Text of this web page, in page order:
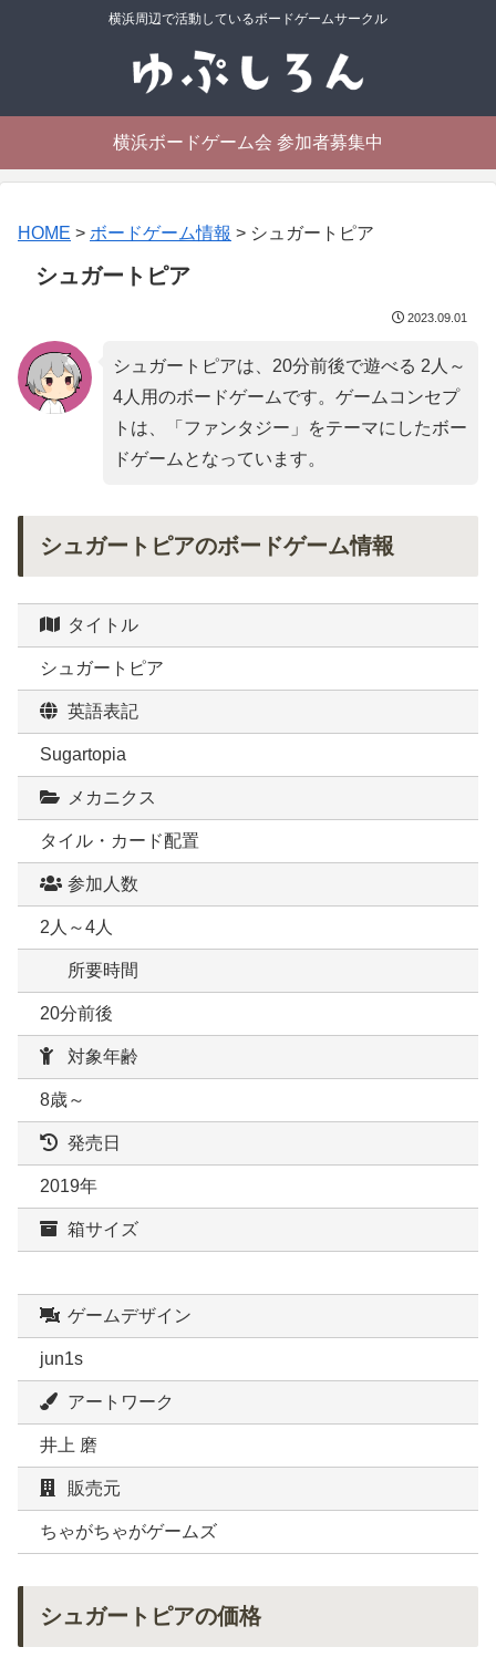
横浜周辺で活動しているボードゲームサークル
横浜ボードゲーム会 参加者募集中
HOME > ボードゲーム情報 > シュガートピア
シュガートピア
2023.09.01
シュガートピアは、20分前後で遊べる 2人～
4人用のボードゲームです。ゲームコンセプ
トは、「 ファンタジー 」をテーマにしたボー
ドゲームとなっています。
シュガートピアのボードゲーム情報
タイトル
シュガートピア
英語表記
Sugartopia
メカニクス
タイル・カード配置
参加人数
2人～4人
所要時間
20分前後
対象年齢
8歳～
発売日
2019年
箱サイズ
ゲームデザイン
jun1s
アートワーク
井上 磨
販売元
ちゃがちゃがゲームズ
シュガートピアの価格